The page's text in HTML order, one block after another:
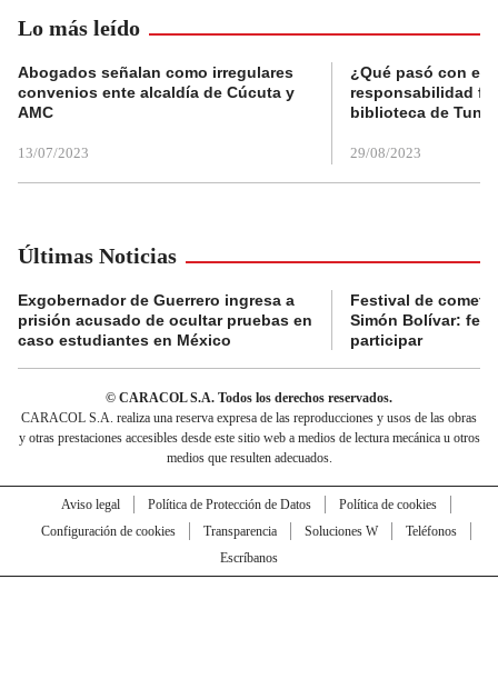
Lo más leído
Abogados señalan como irregulares
convenios ente alcaldía de Cúcuta y
AMC
13/07/2023
¿Qué pasó con el
responsabilidad
biblioteca de
29/08/2023
Últimas Noticias
Exgobernador de Guerrero ingresa a
prisión acusado de ocultar pruebas en
caso estudiantes en México
Festival de
Simón Bolívar:
participar
© CARACOL S.A. Todos los derechos reservados.
CARACOL S.A. realiza una reserva expresa de las reproducciones y usos de las obras
y otras prestaciones accesibles desde este sitio web a medios de lectura mecánica u otros
medios que resulten adecuados.
Aviso legal Política de Protección de Datos
Política de cookies
Configuración de cookies
Transparencia Soluciones W
Teléfonos
Escríbanos